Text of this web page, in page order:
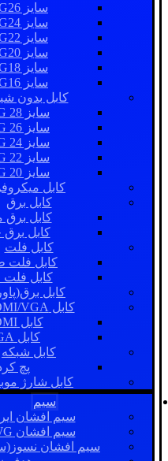
سایز AWG26
سایز AWG24
سایز AWG22
سایز AWG20
سایز AWG18
سایز AWG16
کابل بدون
سایز AWG 28
سایز AWG 26
سایز AWG 24
سایز AWG 22
سایز AWG 20
کابل
کابل برق
کابل برق
کابل برق
کابل فلت
کابل
کابل فلت
کابل
کابل HDMI/VGA
کابل HDMI
کابل VGA
کابل شبکه
پچ
کابل شارژ
سیم
سیم افشان
سیم افشان AWG
سیم افشان